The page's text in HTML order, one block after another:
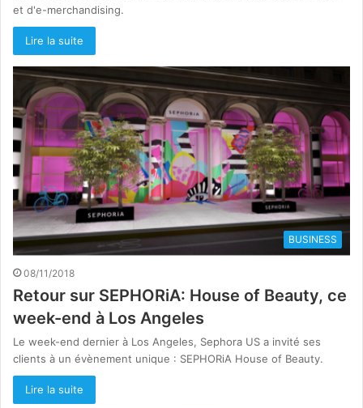
et d'e-merchandising.
Lire la suite
BUSINESS
08/11/2018
Retour sur SEPHORiA: House of Beauty, ce
week-end à Los Angeles
Le week-end dernier à Los Angeles, Sephora US a invité ses
clients à un évènement unique : SEPHORiA House of Beauty.
Lire la suite